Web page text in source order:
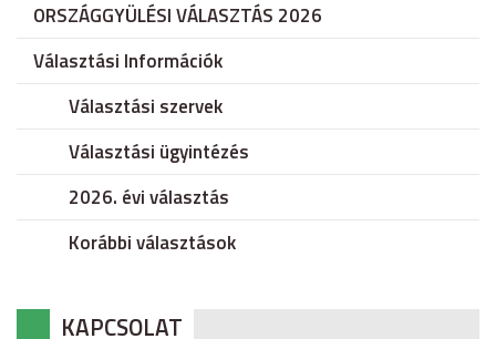
ORSZÁGGYÜLÉSI VÁLASZTÁS 2026
Választási Információk
Választási szervek
Választási ügyintézés
2026. évi választás
Korábbi választások
KAPCSOLAT